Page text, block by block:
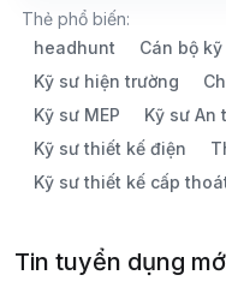
Thẻ phổ biến:
headhunt
Cán bộ
Kỹ sư hiện trường
Kỹ sư MEP
Kỹ sư An
Kỹ sư thiết kế điện
Kỹ sư thiết kế cấp
Tin tuyển dụng